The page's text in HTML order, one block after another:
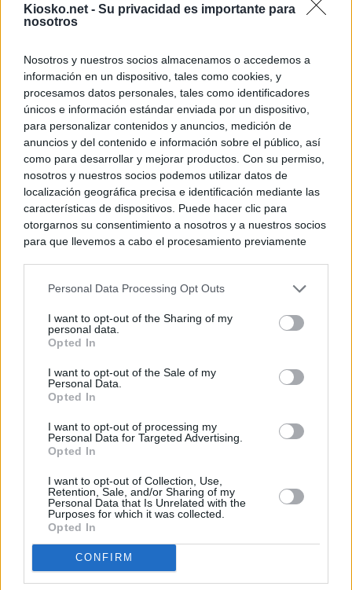
Kiosko.net - Su privacidad es importante para
nosotros
Nosotros y nuestros socios almacenamos o accedemos a
información en un dispositivo, tales como cookies, y
procesamos datos personales, tales como identificadores
únicos e información estándar enviada por un dispositivo,
para personalizar contenidos y anuncios, medición de
anuncios y del contenido e información sobre el público, así
como para desarrollar y mejorar productos. Con su permiso,
nosotros y nuestros socios podemos utilizar datos de
localización geográfica precisa e identificación mediante las
características de dispositivos. Puede hacer clic para
otorgarnos su consentimiento a nosotros y a nuestros socios
para que llevemos a cabo el procesamiento previamente
negar su consentimiento. Tenga en cuenta que algún
de su consentimiento, pero usted tiene el derecho de
rechazar tal procesamiento. Sus preferencias se aplicarán
cualquier momento entrando de nuevo en este sitio web o
visitando nuestra política de privacidad.
Personal Data Processing Opt Outs
I want to opt-out of the Sharing of my
personal data.
Opted In
I want to opt-out of the Sale of my
Personal Data.
Opted In
I want to opt-out of processing my
Personal Data for Targeted Advertising.
Opted In
I want to opt-out of Collection, Use,
Retention, Sale, and/or Sharing of my
Personal Data that Is Unrelated with the
Purposes for which it was collected.
Opted In
CONFIRM